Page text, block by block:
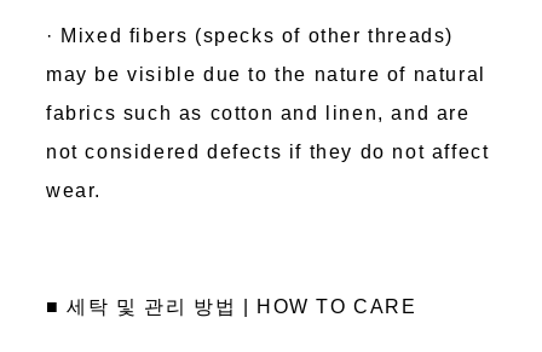
· Mixed fibers (specks of other threads)
may be visible due to the nature of natural
fabrics such as cotton and linen, and are
not considered defects if they do not affect
wear.
■ 세탁 및 관리 방법 | HOW TO CARE